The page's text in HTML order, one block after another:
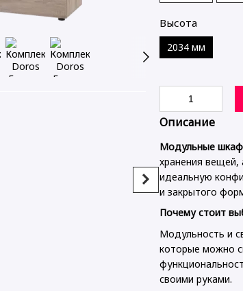
Ідеальне
Комплект Doros Гелар з
Этажеркою Дуб Сонома
2+3 ДСП
(42005046)
18 457 грн
Высота
2034 мм
Описание
Модульные
хранения вещей,
идеальную
и закрытого
Почему стоит
Модульность и
которые можно
своими руками.